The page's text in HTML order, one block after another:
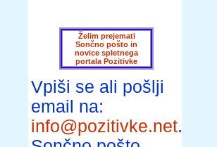
Želim prejemati
Sončno pošto in
novice spletnega
portala Pozitivke
Vpiši se ali pošlji
email na:
info@pozitivke.net.